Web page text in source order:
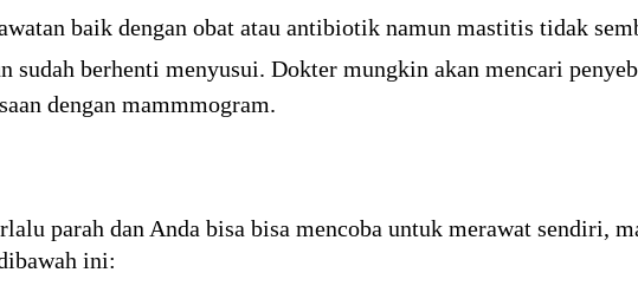
baik dengan obat atau antibiotik namun mastitis tidak
sudah berhenti menyusui. Dokter mungkin akan mencari
dengan mammmogram.
parah dan Anda bisa bisa mencoba untuk merawat sendiri,
ini: